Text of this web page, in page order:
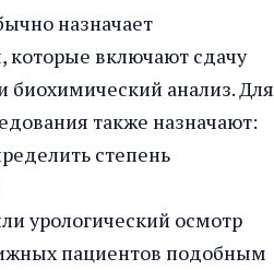
назначает
которые включают сдачу
анализ. Для
также назначают:
степень
урологический осмотр
пациентов подобным